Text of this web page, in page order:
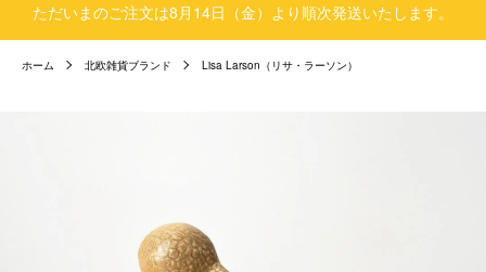
ただいまのご注文は8月14日（金）より順次発送いたします。
ホーム 北欧雑貨ブランド Lisa Larson（リサ・ラーソン）